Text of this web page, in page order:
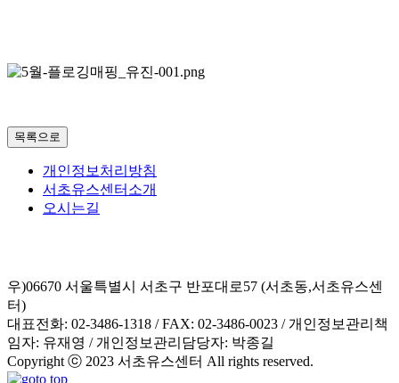
목록으로
개인정보처리방침
서초유스센터소개
오시는길
우)06670 서울특별시 서초구 반포대로57 (서초동,서초유스센
터)
대표전화: 02-3486-1318 / FAX: 02-3486-0023 / 개인정보관리책
임자: 유재영 / 개인정보관리담당자: 박종길
Copyright ⓒ 2023 서초유스센터 All rights reserved.